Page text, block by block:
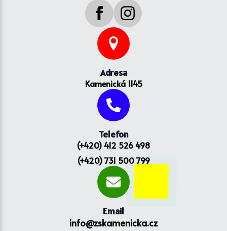
Adresa
Kamenická 1145
Telefon
(+420) 412 526 498
(+420) 731 500 799
Email
info@zskamenicka.cz